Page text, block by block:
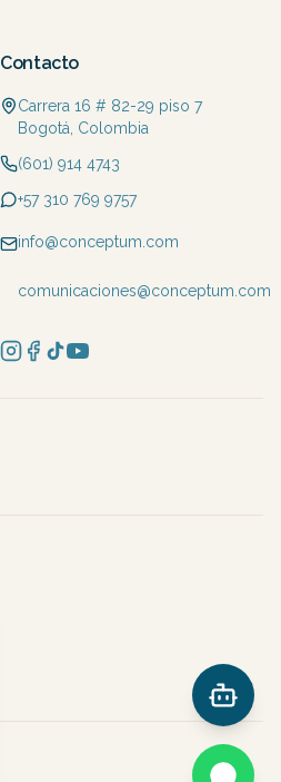
Contacto
Carrera 16 # 82-29 piso 7
Bogotá, Colombia
(601) 914 4743
+57 310 769 9757
info@conceptum.com
comunicaciones@conceptum.com